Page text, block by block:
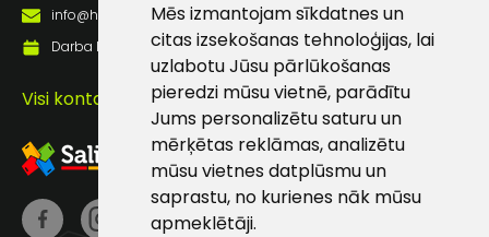
Mēs izmantojam sīkdatnes un
citas izsekošanas tehnoloģijas, lai
uzlabotu Jūsu pārlūkošanas
pieredzi mūsu vietnē, parādītu
Jums personalizētu saturu un
mērķētas reklāmas, analizētu
mūsu vietnes datplūsmu un
saprastu, no kurienes nāk mūsu
apmeklētāji.
info@hards.lv
Darba laiks: Darbadienās: 8:00 - 17:00
Visi kontakti
Klientu
atbalsts
Darbdienās:
8:00 – 17:00